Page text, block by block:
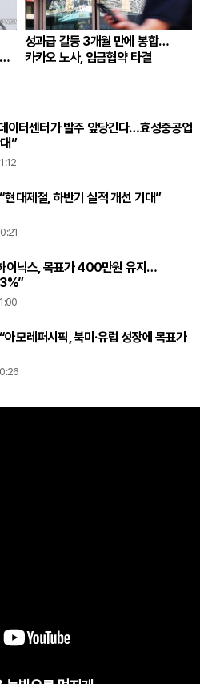
성과급 갈등 3개월 만에 봉합…
카카오 노사, 임금협약 타결
이터센터가 발주 앞당긴다…효성중공업
”
현대제철, 하반기 실적 개선 기대”
이닉스, 목표가 400만원 유지…
모레퍼시픽, 북미·유럽 성장에 목표가